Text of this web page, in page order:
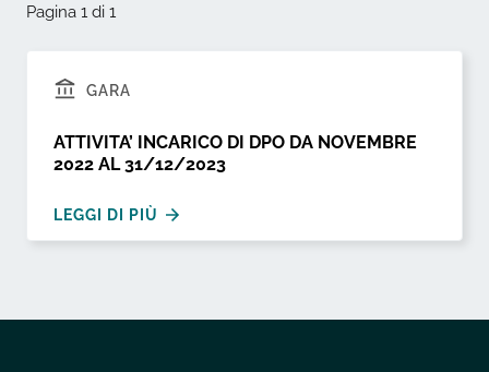
Pagina 1 di 1
GARA
ATTIVITA’ INCARICO DI DPO DA NOVEMBRE
2022 AL 31/12/2023
LEGGI DI PIÙ